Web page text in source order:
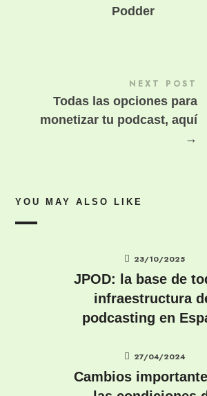
Podder
NEXT POST
Todas las opciones para
monetizar tu podcast, aquí
→
YOU MAY ALSO LIKE
23/10/2025
JPOD: la base de
infraestructura
podcasting en
27/04/2024
Cambios